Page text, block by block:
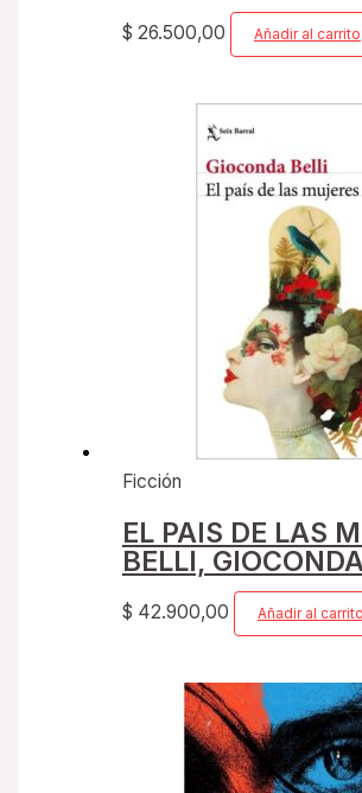
$ 26.500,00 Añadir al carrito
Ficción
EL PAIS DE LAS
BELLI,
$ 42.900,00 Añadir al carrito